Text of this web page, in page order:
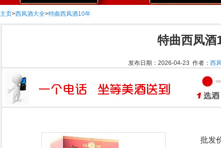
主页>西凤酒大全>特曲西凤酒10年
特曲西凤酒
发布日期：2026-04-23 作者： 西
批发